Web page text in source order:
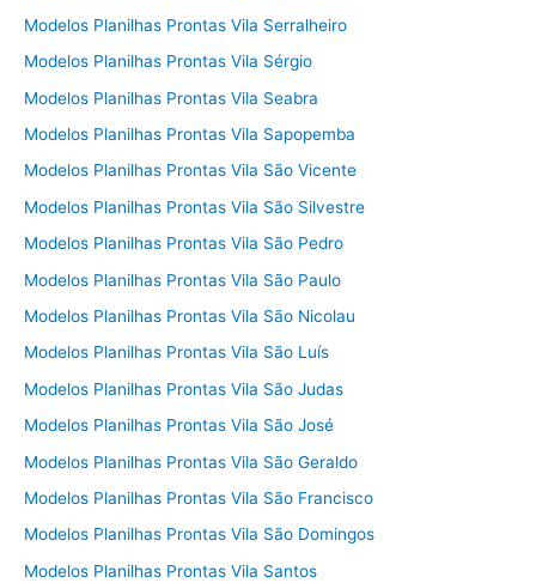
Modelos Planilhas Prontas Vila Serralheiro
Modelos Planilhas Prontas Vila Sérgio
Modelos Planilhas Prontas Vila Seabra
Modelos Planilhas Prontas Vila Sapopemba
Modelos Planilhas Prontas Vila São Vicente
Modelos Planilhas Prontas Vila São Silvestre
Modelos Planilhas Prontas Vila São Pedro
Modelos Planilhas Prontas Vila São Paulo
Modelos Planilhas Prontas Vila São Nicolau
Modelos Planilhas Prontas Vila São Luís
Modelos Planilhas Prontas Vila São Judas
Modelos Planilhas Prontas Vila São José
Modelos Planilhas Prontas Vila São Geraldo
Modelos Planilhas Prontas Vila São Francisco
Modelos Planilhas Prontas Vila São Domingos
Modelos Planilhas Prontas Vila Santos